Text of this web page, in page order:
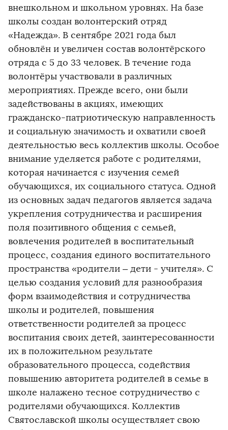
внешкольном и школьном уровнях. На базе
школы создан волонтерский отряд
«Надежда». В сентябре 2021 года был
обновлён и увеличен состав волонтёрского
отряда с 5 до 33 человек. В течение года
волонтёры участвовали в различных
мероприятиях. Прежде всего, они были
задействованы в акциях, имеющих
гражданско-патриотическую направленность
и социальную значимость и охватили своей
деятельностью весь коллектив школы. Особое
внимание уделяется работе с родителями,
которая начинается с изучения семей
обучающихся, их социального статуса. Одной
из основных задач педагогов является задача
укрепления сотрудничества и расширения
поля позитивного общения с семьей,
вовлечения родителей в воспитательный
процесс, создания единого воспитательного
пространства «родители – дети - учителя». С
целью создания условий для разнообразия
форм взаимодействия и сотрудничества
школы и родителей, повышения
ответственности родителей за процесс
воспитания своих детей, заинтересованности
их в положительном результате
образовательного процесса, содействия
повышению авторитета родителей в семье в
школе налажено тесное сотрудничество с
родителями обучающихся. Коллектив
Святославской школы осуществляет свою